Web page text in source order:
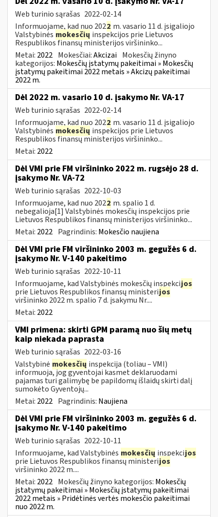
Web turinio sąrašas 2022-02-14
Informuojame, kad nuo 2022 m. vasario 11 d. įsigaliojo
Valstybinės mokesčių inspekcijos prie Lietuvos
Respublikos finansų ministerijos viršininko...
Metai: 2022 Mokesčiai:Akcizai Mokesčių žinyno
kategorijos: Mokesčių įstatymų pakeitimai » Mokesčių
įstatymų pakeitimai 2022 metais » Akcizų pakeitimai
2022 m.
Dėl 2022 m. vasario 10 d. įsakymo Nr. VA-17
Web turinio sąrašas 2022-02-14
Informuojame, kad nuo 2022 m. vasario 11 d. įsigaliojo
Valstybinės mokesčių inspekcijos prie Lietuvos
Respublikos finansų ministerijos viršininko...
Metai: 2022
Dėl VMI prie FM viršininko 2022 m. rugsėjo 28 d.
įsakymo Nr. VA-72
Web turinio sąrašas 2022-10-03
Informuojame, kad nuo 2022 m. spalio 1 d.
nebegalioja[1] Valstybinės mokesčių inspekcijos prie
Lietuvos Respublikos finansų ministerijos viršininko...
Metai: 2022 Pagrindinis: Mokesčio naujiena
Dėl VMI prie FM viršininko 2003 m. gegužės 6 d.
įsakymo Nr. V-140 pakeitimo
Web turinio sąrašas 2022-10-11
Informuojame, kad Valstybinės mokesčių inspekcijos
prie Lietuvos Respublikos finansų ministerijos
viršininko 2022 m. spalio 7 d. įsakymu Nr....
Metai: 2022
VMI primena: skirti GPM paramą nuo šių metų
kaip niekada paprasta
Web turinio sąrašas 2022-03-16
Valstybinė mokesčių inspekcija (toliau – VMI)
informuoja, jog gyventojai kasmet deklaruodami
pajamas turi galimybę be papildomų išlaidų skirti dalį
sumokėto Gyventojų...
Metai: 2022 Pagrindinis: Naujiena
Dėl VMI prie FM viršininko 2003 m. gegužės 6 d.
įsakymo Nr. V-140 pakeitimo
Web turinio sąrašas 2022-10-11
Informuojame, kad Valstybinės mokesčių inspekcijos
prie Lietuvos Respublikos finansų ministerijos
viršininko 2022 m....
Metai: 2022 Mokesčių žinyno kategorijos: Mokesčių
įstatymų pakeitimai » Mokesčių įstatymų pakeitimai
2022 metais » Pridėtinės vertės mokesčio pakeitimai
nuo 2022 m.